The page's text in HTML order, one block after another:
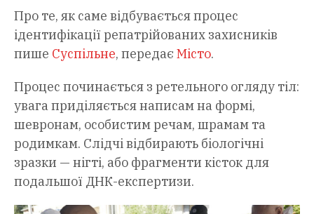
Про те, як саме відбувається процес
ідентифікації репатрійованих захисників
пише Суспільне, передає Місто.
Процес починається з ретельного огляду тіл:
увага приділяється написам на формі,
шевронам, особистим речам, шрамам та
родимкам. Слідчі відбирають біологічні
зразки — нігті, або фрагменти кісток для
подальшої ДНК-експертизи.